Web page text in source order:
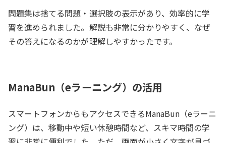
問題集は捨てる問題・選択肢の表示があり、効率的に学
習を進められました。解説も非常に分かりやすく、なぜ
その答えになるのかが理解しやすかったです。
ManaBun（eラーニング）の活用
スマートフォンからもアクセスできるManaBun（eラーニ
ング）は、移動中や短い休憩時間など、スキマ時間の学